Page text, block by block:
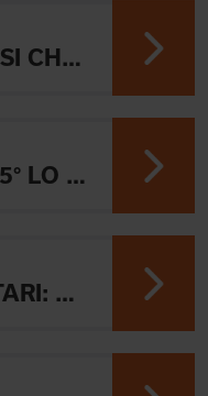
TRAIL-O: L'EUROPEO SI CHIUDE CON L'ARGENTO JUNIOR, IL 4° PARALIMPICO E 5° OPEN
TRAIL-O: NEL PRE-O, 5° LO JUNIOR LAMBERTINI E AARON GAIO 8°. NEI PARALIMPICI 20° GALVAN
MONDIALI UNIVERSITARI: MARIANI CHIUDE 4° NELLA MIDDLE